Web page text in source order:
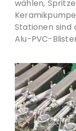
wählen,
Stationen sind
Alu-PVC-